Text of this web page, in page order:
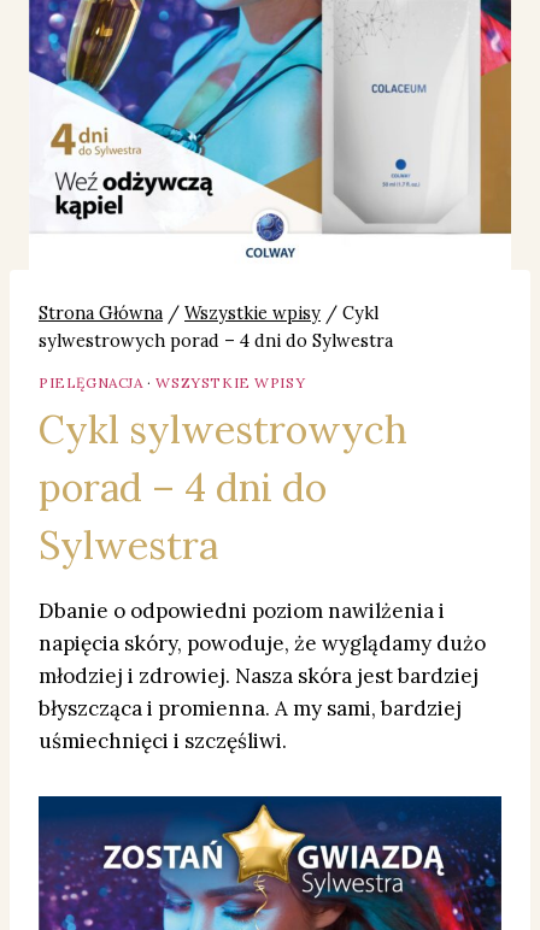
Strona Główna / Wszystkie wpisy / Cykl
sylwestrowych porad – 4 dni do Sylwestra
PIELĘGNACJA·WSZYSTKIE WPISY
Cykl sylwestrowych
porad – 4 dni do
Sylwestra
Dbanie o odpowiedni poziom nawilżenia i
napięcia skóry, powoduje, że wyglądamy dużo
młodziej i zdrowiej. Nasza skóra jest bardziej
błyszcząca i promienna. A my sami, bardziej
uśmiechnięci i szczęśliwi.